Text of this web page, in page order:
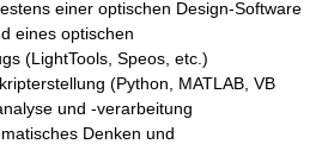
einer optischen Design-Software
eines optischen
(LightTools, Speos, etc.)
(Python, MATLAB, VB
und -verarbeitung
Denken und